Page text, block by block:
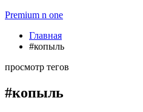
Premium n one
Главная
#копыль
просмотр тегов
#копыль